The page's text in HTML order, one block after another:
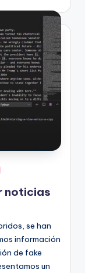
noticias
se han
información
de fake
un